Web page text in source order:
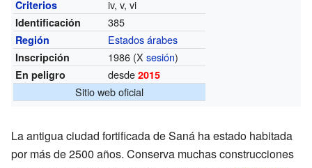
Criterios
iv, v, vi
Identificación 385
Región Estados árabes
Inscripción 1986 (Xsesión)
En peligro desde2015
Sitio web oficial
La antigua ciudad fortificada de Saná ha estado habitada
por más de 2500 años. Conserva muchas construcciones